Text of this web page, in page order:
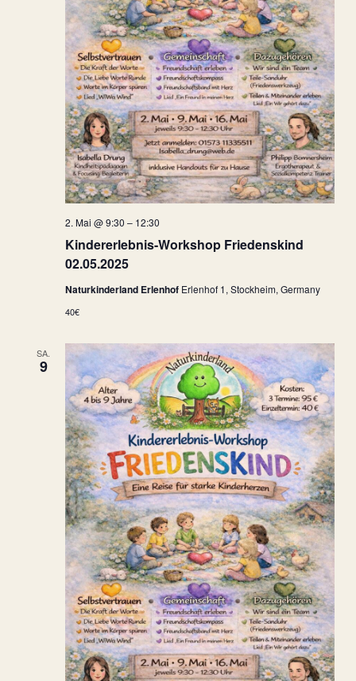
Kindererlebnis-Workshop Friedenskind
02.05.2025
2. Mai @ 9:30 – 12:30
Naturkinderland Erlenhof Erlenhof 1, Stockheim, Germany
40€
SA.
9